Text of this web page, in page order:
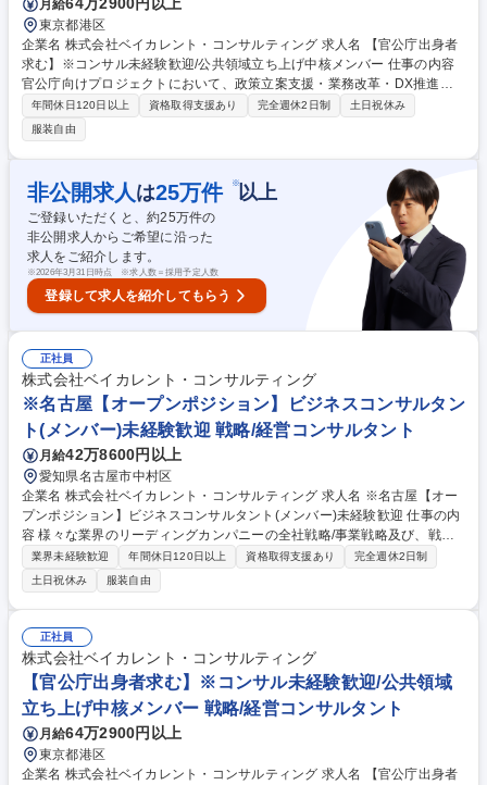
月給
東京都港区
企業名 株式会社ベイカレント・コンサルティング 求人名 【官公庁出身者
求む】※コンサル未経験歓迎/公共領域立ち上げ中核メンバー 仕事の内容
官公庁向けプロジェクトにおいて、政策立案支援・業務改革・DX推進な
どを担っていただきます。これまでの行政経験を活かし、戦略立案から実
行まで一貫してリードいただきます。 【具体的には】■政策・制度に関す
る調査／企画／構想策定■省庁・関係機関との調整／合意形成■DX推進・
業務改革（BPR）■大規模プロジェクトのPMO／推進■システム・業務要
件定義支援■有識者委員会・審議会の設計／運営→「現場調整」ではなく
「構想・推進の中核」となります。 ※ワンプール制の為、官公庁案件に限
らずご活躍可能となります。 ★採用パンフレットも是非ご覧ください★
募集職種 【官公庁出身者求む】※コンサル未経験歓迎/公共領域立ち上げ
中核メンバー
年間休日120日以上 資格取得支援あり 完全週休2日制
土日祝休み
服装自由
非公開求人 は25万件 ※以上
ご登録いただくと、約25万件の
非公開求人からご希望に沿った
求人をご紹介します。
※2026年3月31日時点 ※求人数＝採用予定人数
登録して求人を紹介してもらう
正社員
株式会社ベイカレント・コンサルティング
※名古屋【オープンポジション】ビジネスコンサルタン
ト(メンバー)未経験歓迎 戦略/経営コンサルタント
月給42万8600円以上
愛知県名古屋市中村区
企業名 株式会社ベイカレント・コンサルティング 求人名 ※名古屋【オー
プンポジション】ビジネスコンサルタント(メンバー)未経験歓迎 仕事の内
容 様々な業界のリーディングカンパニーの全社戦略/事業戦略及び、戦略
実現に向けたオペレーション検討/実行支援等、様々な課題解決を横断的に
担当頂きます。 【プロジェクト事例】★銀行：モバイルペイメントサービ
ス立上げにおける事業戦略策定 ★素材：生成AIによる製鉄会社の安全対策
効率化 ★ハイテク：中国ロボティクス市場への新規参入戦略策定/推進 ★
ヘルスケア：製剤データのマネジメントシステム構築 ★航空：航空会社の
デジタルマーケティングの高度化 ★小売：データアナリティクスを活用し
た店舗出店戦略支援 ★官公庁：スマートシティ事業の海外展開戦略の策定
など 募集職種 ※名古屋【オープンポジション】ビジネスコンサルタント
(メンバー)未経験歓迎
業界未経験歓迎 年間休日120日以上 資格取得支援あり
完全週休2日制
土日祝休み
服装自由
正社員
株式会社ベイカレント・コンサルティング
【官公庁出身者求む】※コンサル未経験歓迎/公共領域
立ち上げ中核メンバー 戦略/経営コンサルタント
月給64万2900円以上
東京都港区
企業名 株式会社ベイカレント・コンサルティング 求人名 【官公庁出身者